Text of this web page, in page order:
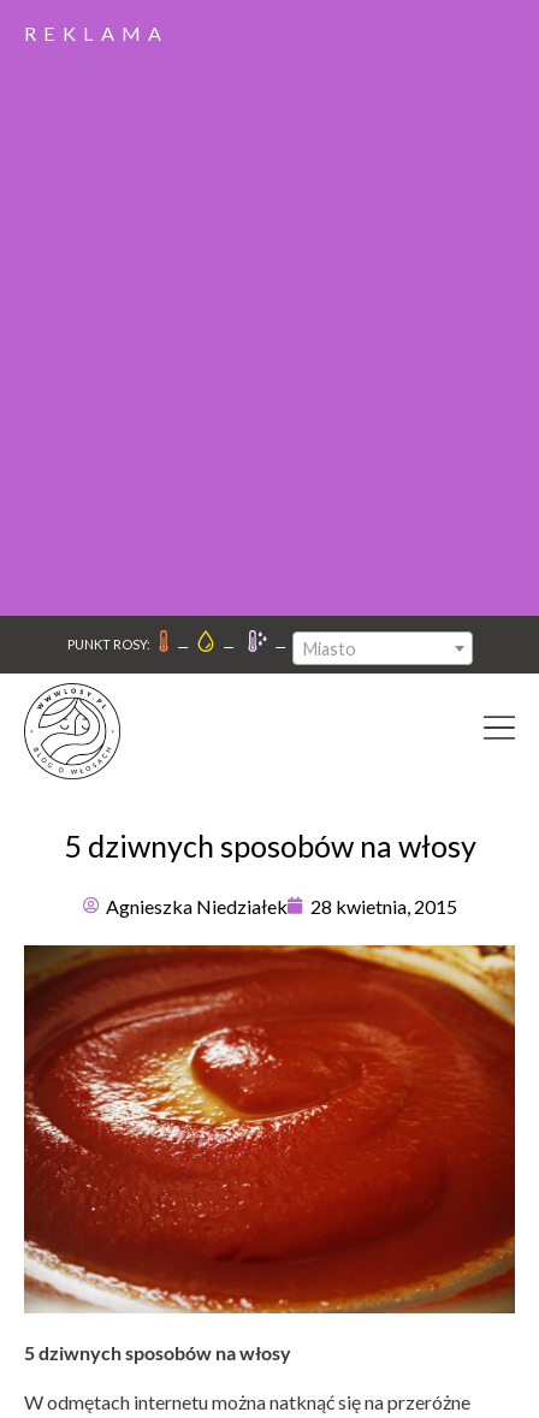
REKLAMA
PUNKT ROSY: – – – Miasto
5 dziwnych sposobów na włosy
Agnieszka Niedziałek 28 kwietnia, 2015
5 dziwnych sposobów na włosy
W odmętach internetu można natknąć się na przeróżne